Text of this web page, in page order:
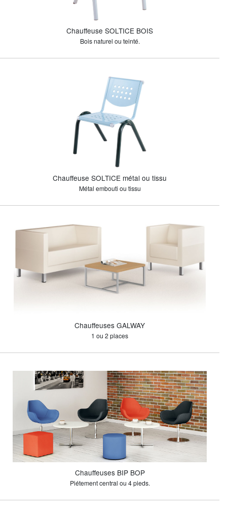
Chauffeuse SOLTICE BOIS
Bois naturel ou teinté.
Chauffeuse SOLTICE métal ou tissu
Métal embouti ou tissu
Chauffeuses GALWAY
1 ou 2 places
Chauffeuses BIP BOP
Piétement central ou 4 pieds.